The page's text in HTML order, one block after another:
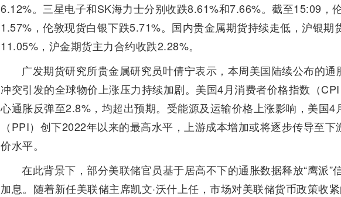
6.12%。三星电子和SK海力士分别收跌8.61%和7.66%。截至15:09，
1.57%，伦敦现货白银下跌5.71%。国内贵金属期货持续走低，沪银期
11.05%，沪金期货主力合约收跌2.28%。
广发期货研究所贵金属研究员叶倩宁表示，本周美国陆续公布的
冲突引发的全球物价上涨压力持续加剧。美国4月消费者价格指数（
心通胀反弹至2.8%，均超出预期。受能源及运输价格上涨影响，美国4
（PPI）创下2022年以来的最高水平，上游成本增加或将逐步传导至
价水平。
在此背景下，部分美联储官员基于居高不下的通胀数据释放“鹰派”
加息。随着新任美联储主席凯文·沃什上任，市场对美联储货币政策收